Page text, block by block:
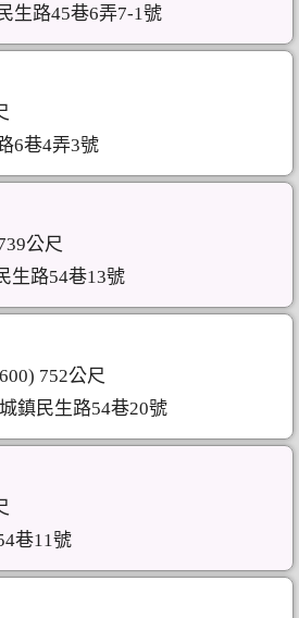
生路45巷6弄7-1號
6巷4弄3號
公尺
生路54巷13號
752公尺
鎮民生路54巷20號
巷11號